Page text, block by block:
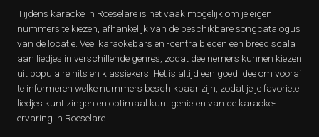
Tijdens karaoke in Roeselare is het vaak mogelijk om je eigen
nummers te kiezen, afhankelijk van de beschikbare songcatalogus
van de locatie. Veel karaokebars en -centra bieden een breed scala
aan liedjes in verschillende genres, zodat deelnemers kunnen kiezen
uit populaire hits en klassiekers. Het is altijd een goed idee om vooraf
te informeren welke nummers beschikbaar zijn, zodat je je favoriete
liedjes kunt zingen en optimaal kunt genieten van de karaoke-
ervaring in Roeselare.